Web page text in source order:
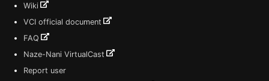
Wiki
VCI official document
FAQ
Naze-Nani VirtualCast
Report user